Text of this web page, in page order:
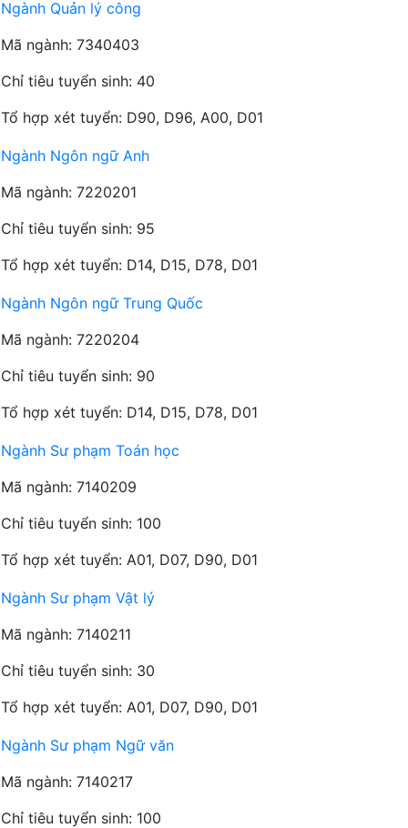
Ngành Quản lý công
Mã ngành: 7340403
Chỉ tiêu tuyển sinh: 40
Tổ hợp xét tuyển: D90, D96, A00, D01
Ngành Ngôn ngữ Anh
Mã ngành: 7220201
Chỉ tiêu tuyển sinh: 95
Tổ hợp xét tuyển: D14, D15, D78, D01
Ngành Ngôn ngữ Trung Quốc
Mã ngành: 7220204
Chỉ tiêu tuyển sinh: 90
Tổ hợp xét tuyển: D14, D15, D78, D01
Ngành Sư phạm Toán học
Mã ngành: 7140209
Chỉ tiêu tuyển sinh: 100
Tổ hợp xét tuyển: A01, D07, D90, D01
Ngành Sư phạm Vật lý
Mã ngành: 7140211
Chỉ tiêu tuyển sinh: 30
Tổ hợp xét tuyển: A01, D07, D90, D01
Ngành Sư phạm Ngữ văn
Mã ngành: 7140217
Chỉ tiêu tuyển sinh: 100